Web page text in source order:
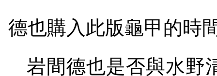
德也購入此版龜甲的時
岩間德也是否與水野